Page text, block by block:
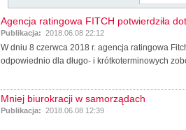
Agencja ratingowa FITCH potwierdziła
Publikacja: 2018.06.08 22:12
W dniu 8 czerwca 2018 r. agencja ratingowa
odpowiednio dla długo- i krótkoterminowych
Mniej biurokracji w samorządach
Publikacja: 2018.06.08 12:39